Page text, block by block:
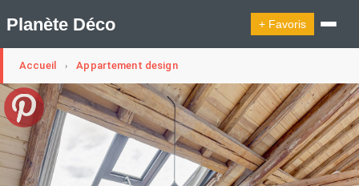
Planète Déco + Favoris
🛍︎ Shop Planète Déco ℹ︎ À propos
Appartement Design Cabanes
Decoration Noël
Design Suédois En Quelques Photos
Accueil › Appartement design